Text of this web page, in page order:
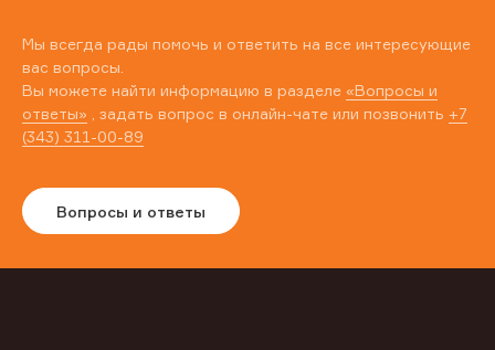
Мы всегда рады помочь и ответить на все интересующие
вас вопросы.
Вы можете найти информацию в разделе «Вопросы и
ответы» , задать вопрос в онлайн-чате или позвонить +7
(343) 311-00-89
Вопросы и ответы